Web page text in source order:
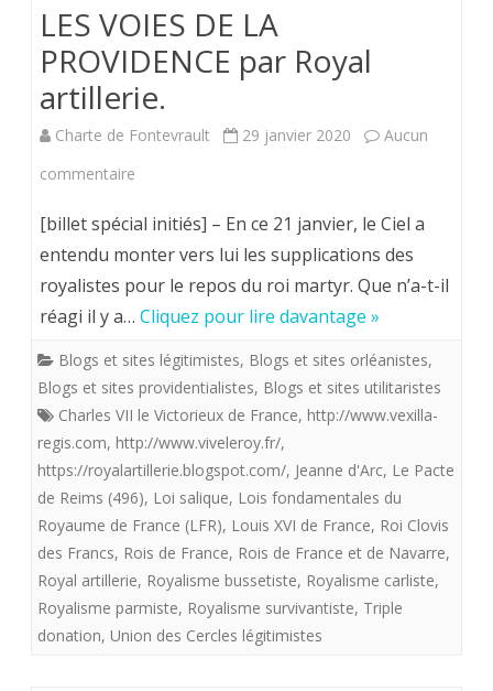
LES VOIES DE LA
PROVIDENCE par Royal
artillerie.
Charte de Fontevrault 29 janvier 2020
Aucun
commentaire
VOIES
DE
LA
PROVIDENCE
par
Royal
artillerie.
[billet spécial initiés] – En ce 21 janvier, le Ciel a
entendu monter vers lui les supplications des
royalistes pour le repos du roi martyr. Que n’a-t-il
réagi il y a… Cliquez pour lire davantage »
Blogs et sites légitimistes, Blogs et sites orléanistes,
Blogs et sites providentialistes, Blogs et sites utilitaristes
Charles VII le Victorieux de France, http://www.vexilla-
regis.com, http://www.viveleroy.fr/,
https://royalartillerie.blogspot.com/, Jeanne d'Arc, Le Pacte
de Reims (496), Loi salique, Lois fondamentales du
Royaume de France (LFR), Louis XVI de France, Roi Clovis
des Francs, Rois de France, Rois de France et de Navarre,
Royal artillerie, Royalisme bussetiste, Royalisme carliste,
Royalisme parmiste, Royalisme survivantiste, Triple
donation, Union des Cercles légitimistes